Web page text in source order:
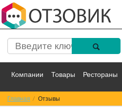
Компании Товары Рестораны
Спорт Фильмы
Главная Отзывы